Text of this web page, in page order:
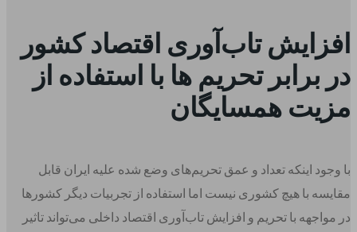
افزایش تاب‌آوری اقتصاد کشور
در برابر تحریم ها با استفاده از
مزیت همسایگان
با وجود اینکه تعداد و عمق تحریم‌های وضع شده علیه ایران قابل
مقایسه با هیچ کشوری نیست اما استفاده از تجربیات دیگر کشورها
در مواجهه با تحریم و افزایش تاب‌آوری اقتصاد داخلی می‌تواند تاثیر